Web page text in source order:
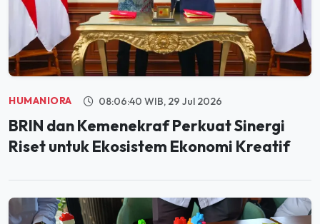
HUMANIORA 08:06:40 WIB, 29 Jul 2026
BRIN dan Kemenekraf Perkuat Sinergi
Riset untuk Ekosistem Ekonomi Kreatif